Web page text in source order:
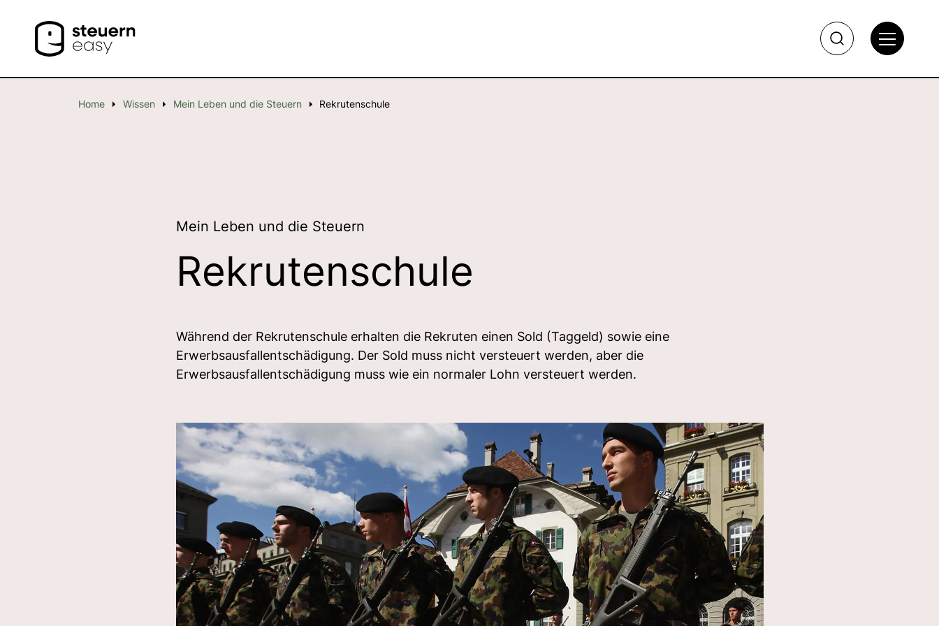
Home Wissen Mein Leben und die Steuern Rekrutenschule
Rekrutenschule
Mein Leben und die Steuern
Während der Rekrutenschule erhalten die Rekruten einen Sold (Taggeld) sowie eine
Erwerbsausfallentschädigung. Der Sold muss nicht versteuert werden, aber die
Erwerbsausfallentschädigung muss wie ein normaler Lohn versteuert werden.